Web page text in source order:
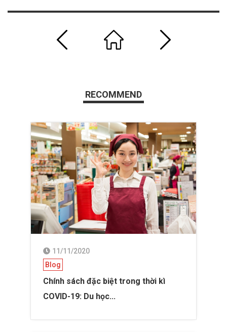
RECOMMEND
11/11/2020
Blog
Chính sách đặc biệt trong thời kì
COVID-19: Du học...